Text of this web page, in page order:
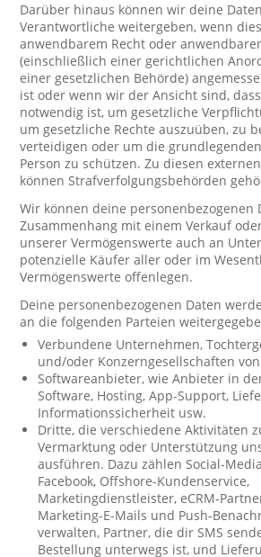
Darüber hinaus können wir deine
Verantwortliche weitergeben, wenn
anwendbarem Recht oder
(einschließlich einer gerichtlichen
einer gesetzlichen Behörde)
ist oder wenn wir der Ansicht sind,
notwendig ist, um gesetzliche
um gesetzliche Rechte auszuüben, zu
verteidigen oder um die
Person zu schützen. Zu diesen
können Strafverfolgungsbehörden
Wir können deine personenbezogenen
Zusammenhang mit einem Verkauf
unserer Vermögenswerte auch an
potenzielle Käufer aller oder im
Vermögenswerte offenlegen.
Deine personenbezogenen Daten
an die folgenden Parteien
Verbundene Unternehmen,
und/oder Konzerngesellschaften von
Softwareanbieter, wie Anbieter in
Software, Hosting, App-Support,
Informationssicherheit usw.
Dritte, die verschiedene Aktivitäten
Vermarktung oder Unterstützung
ausführen. Dazu zählen Social-
Facebook, Offshore-Kundenservice,
Marketingdienstleister, eCRM-
Marketing-E-Mails und Push-
verwalten, Partner, die dir SMS
Bestellung unterwegs ist, und